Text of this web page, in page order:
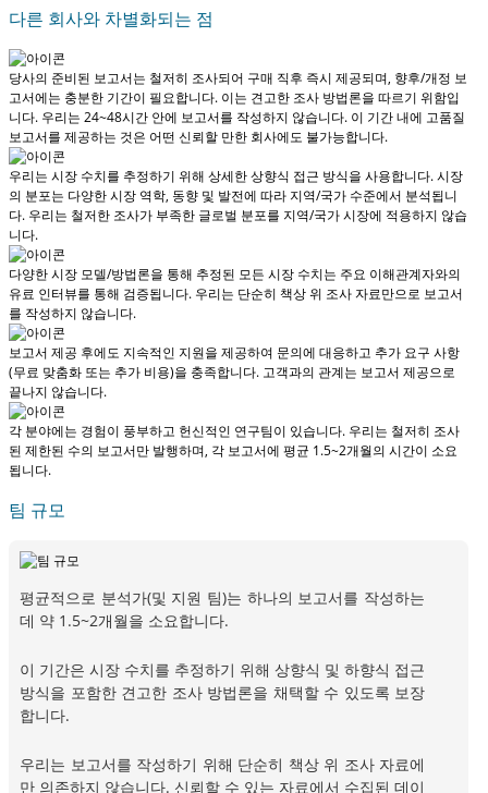
다른 회사와 차별화되는 점
당사의 준비된 보고서는 철저히 조사되어 구매 직후 즉시 제공되며, 향후/개정 보
고서에는 충분한 기간이 필요합니다. 이는 견고한 조사 방법론을 따르기 위함입
니다. 우리는 24~48시간 안에 보고서를 작성하지 않습니다. 이 기간 내에 고품질
보고서를 제공하는 것은 어떤 신뢰할 만한 회사에도 불가능합니다.
우리는 시장 수치를 추정하기 위해 상세한 상향식 접근 방식을 사용합니다. 시장
의 분포는 다양한 시장 역학, 동향 및 발전에 따라 지역/국가 수준에서 분석됩니
다. 우리는 철저한 조사가 부족한 글로벌 분포를 지역/국가 시장에 적용하지 않습
니다.
다양한 시장 모델/방법론을 통해 추정된 모든 시장 수치는 주요 이해관계자와의
유료 인터뷰를 통해 검증됩니다. 우리는 단순히 책상 위 조사 자료만으로 보고서
를 작성하지 않습니다.
보고서 제공 후에도 지속적인 지원을 제공하여 문의에 대응하고 추가 요구 사항
(무료 맞춤화 또는 추가 비용)을 충족합니다. 고객과의 관계는 보고서 제공으로
끝나지 않습니다.
각 분야에는 경험이 풍부하고 헌신적인 연구팀이 있습니다. 우리는 철저히 조사
된 제한된 수의 보고서만 발행하며, 각 보고서에 평균 1.5~2개월의 시간이 소요
됩니다.
팀 규모
평균적으로 분석가(및 지원 팀)는 하나의 보고서를 작성하는
데 약 1.5~2개월을 소요합니다.
이 기간은 시장 수치를 추정하기 위해 상향식 및 하향식 접근
방식을 포함한 견고한 조사 방법론을 채택할 수 있도록 보장
합니다.
우리는 보고서를 작성하기 위해 단순히 책상 위 조사 자료에
만 의존하지 않습니다. 신뢰할 수 있는 자료에서 수집된 데이